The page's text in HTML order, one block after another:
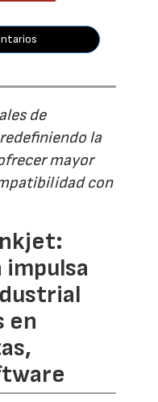
de
la
mayor
con
en